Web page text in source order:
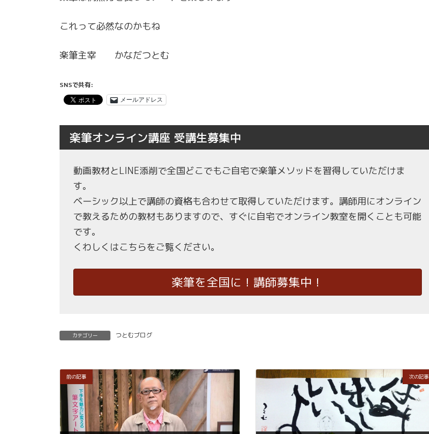
これって必然なのかもね
楽筆主宰 かなだつとむ
SNSで共有:
メールアドレス
楽筆オンライン講座 受講生募集中
動画教材とLINE添削で全国どこでもご自宅で楽筆メソッドを習得していただけま
す。
ベーシック以上で講師の資格も合わせて取得していただけます。講師用にオンライン
で教えるための教材もありますので、すぐに自宅でオンライン教室を開くことも可能
です。
くわしくはこちらをご覧ください。
楽筆を全国に！講師募集中！
カテゴリー つとむブログ
前の記事 次の記事